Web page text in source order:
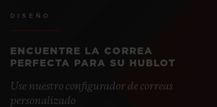
DISEÑO
ENCUENTRE LA CORREA
PERFECTA PARA SU HUBLOT
Use nuestro configurador de correas
personalizado